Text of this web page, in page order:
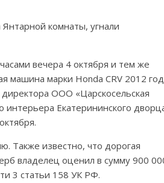
комнаты, угнали
вечера 4 октября и тем же
машина марки Honda СRV 2012
ООО «Царскосельская
интерьера Екатерининского
Также известно, что дорогая
владелец оценил в сумму 900
3 статьи 158 УК РФ.